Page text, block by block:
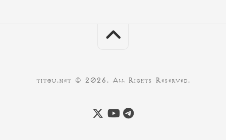
titou.net © 2026. All Rights Reserved.